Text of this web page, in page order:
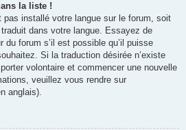
la liste !
pas installé votre langue sur le forum, soit
traduit dans votre langue. Essayez de
du forum s’il est possible qu’il puisse
Si la traduction désirée n’existe
volontaire et commencer une nouvelle
veuillez vous rendre sur
anglais).